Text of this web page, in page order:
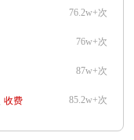
76.2w+次
76w+次
87w+次
85.2w+次
收费